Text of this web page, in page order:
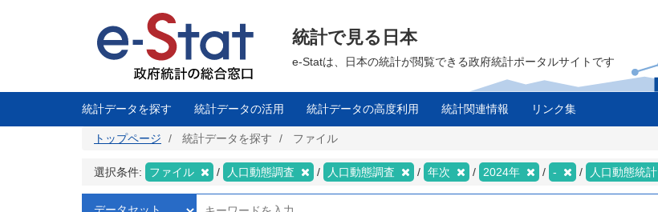
に
統計で見る日本
e-Statは、日本の統計が閲覧できる政府統計ポータルサイトです
統計データを探す 統計データの活用 統計データの高度利用 統計関連情報 リンク集
トップページ 統計データを探す ファイル
選択条件: ファイル 人口動態調査 人口動態調査 年次 2024年 - 人口動態統計